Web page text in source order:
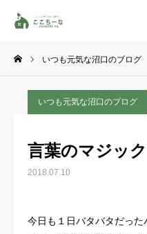
いつも元気な沼口のブログ
いつも元気な沼口のブログ
言葉のマジッ
2018.07.10
今日も１日バタバタだっ
お問い合わせ
LINE登録